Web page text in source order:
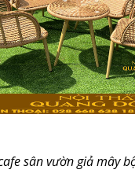
sân vườn giả mây